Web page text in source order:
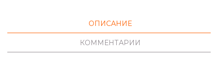
ОПИСАНИЕ
КОММЕНТАРИИ